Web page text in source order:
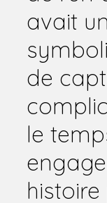
avait
de
le